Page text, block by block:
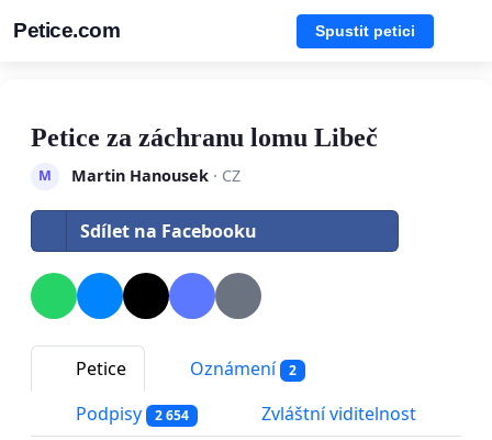
Petice.com Spustit petici
Petice za záchranu lomu Libeč
M Martin Hanousek· CZ
Sdílet na Facebooku
Petice Oznámení 2
Podpisy 2 654 Zvláštní viditelnost